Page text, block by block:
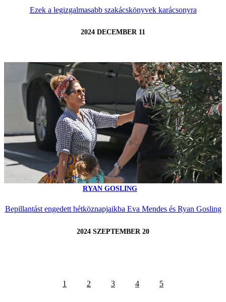
Ezek a legizgalmasabb szakácskönyvek karácsonyra
2024 DECEMBER 11
RYAN GOSLING
Bepillantást engedett hétköznapjaikba Eva Mendes és Ryan Gosling
2024 SZEPTEMBER 20
1 2 3 4 5